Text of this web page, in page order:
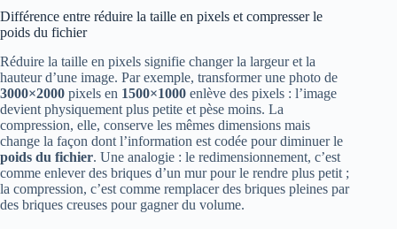
Différence entre réduire la taille en pixels et compresser le
poids du fichier
Réduire la taille en pixels signifie changer la largeur et la
hauteur d’une image. Par exemple, transformer une photo de
3000×2000 pixels en 1500×1000 enlève des pixels : l’image
devient physiquement plus petite et pèse moins. La
compression, elle, conserve les mêmes dimensions mais
change la façon dont l’information est codée pour diminuer le
poids du fichier. Une analogie : le redimensionnement, c’est
comme enlever des briques d’un mur pour le rendre plus petit ;
la compression, c’est comme remplacer des briques pleines par
des briques creuses pour gagner du volume.